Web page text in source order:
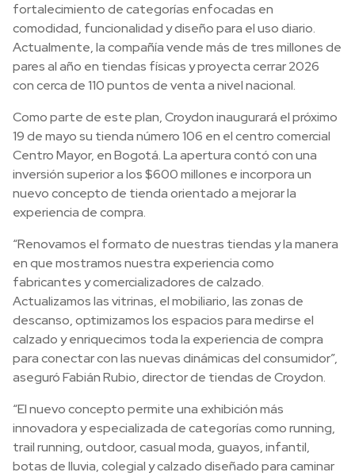
fortalecimiento de categorías enfocadas en
comodidad, funcionalidad y diseño para el uso diario.
Actualmente, la compañía vende más de tres millones de
pares al año en tiendas físicas y proyecta cerrar 2026
con cerca de 110 puntos de venta a nivel nacional.
Como parte de este plan, Croydon inaugurará el próximo
19 de mayo su tienda número 106 en el centro comercial
Centro Mayor, en Bogotá. La apertura contó con una
inversión superior a los $600 millones e incorpora un
nuevo concepto de tienda orientado a mejorar la
experiencia de compra.
“Renovamos el formato de nuestras tiendas y la manera
en que mostramos nuestra experiencia como
fabricantes y comercializadores de calzado.
Actualizamos las vitrinas, el mobiliario, las zonas de
descanso, optimizamos los espacios para medirse el
calzado y enriquecimos toda la experiencia de compra
para conectar con las nuevas dinámicas del consumidor”,
aseguró Fabián Rubio, director de tiendas de Croydon.
“El nuevo concepto permite una exhibición más
innovadora y especializada de categorías como running,
trail running, outdoor, casual moda, guayos, infantil,
botas de lluvia, colegial y calzado diseñado para caminar